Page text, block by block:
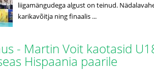
liigamängudega algust on teinud.
karikavõitja ning finaalis ...
- Martin Voit kaotasid
Hispaania paarile